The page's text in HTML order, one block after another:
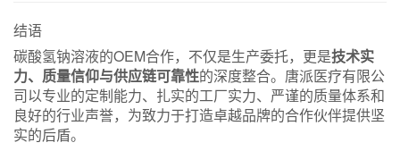
结语
碳酸氢钠溶液的OEM合作，不仅是生产委托，更是技术实
力、质量信仰与供应链可靠性的深度整合。唐派医疗有限公
司以专业的定制能力、扎实的工厂实力、严谨的质量体系和
良好的行业声誉，为致力于打造卓越品牌的合作伙伴提供坚
实的后盾。